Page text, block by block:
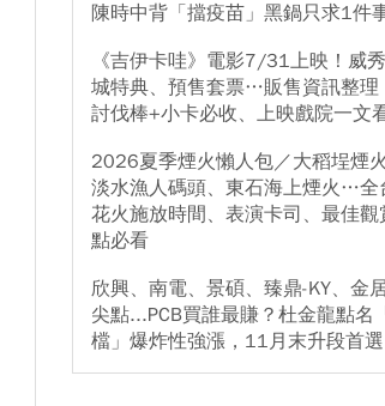
陳時中背「擋疫苗」黑鍋只求1件
《吉伊卡哇》電影7/31上映！威
城特典、預售套票…販售資訊整理
討伐棒+小卡必收、上映戲院一文
2026夏季煙火懶人包／大稻埕煙火
淡水漁人碼頭、東石海上煙火…全
花火施放時間、表演卡司、最佳觀
點必看
欣興、南電、景碩、臻鼎-KY、金居
尖點...PCB買誰最賺？杜金龍點名
檔」爆炸性強漲，11月末升段首選